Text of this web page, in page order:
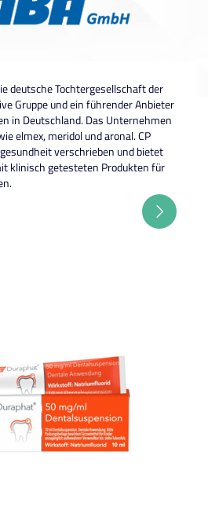
deutsche Tochtergesellschaft der
Gruppe und ein führender Anbieter
in Deutschland. Das Unternehmen
elmex, meridol und aronal. CP
verschrieben und bietet
klinisch getesteten Produkten für